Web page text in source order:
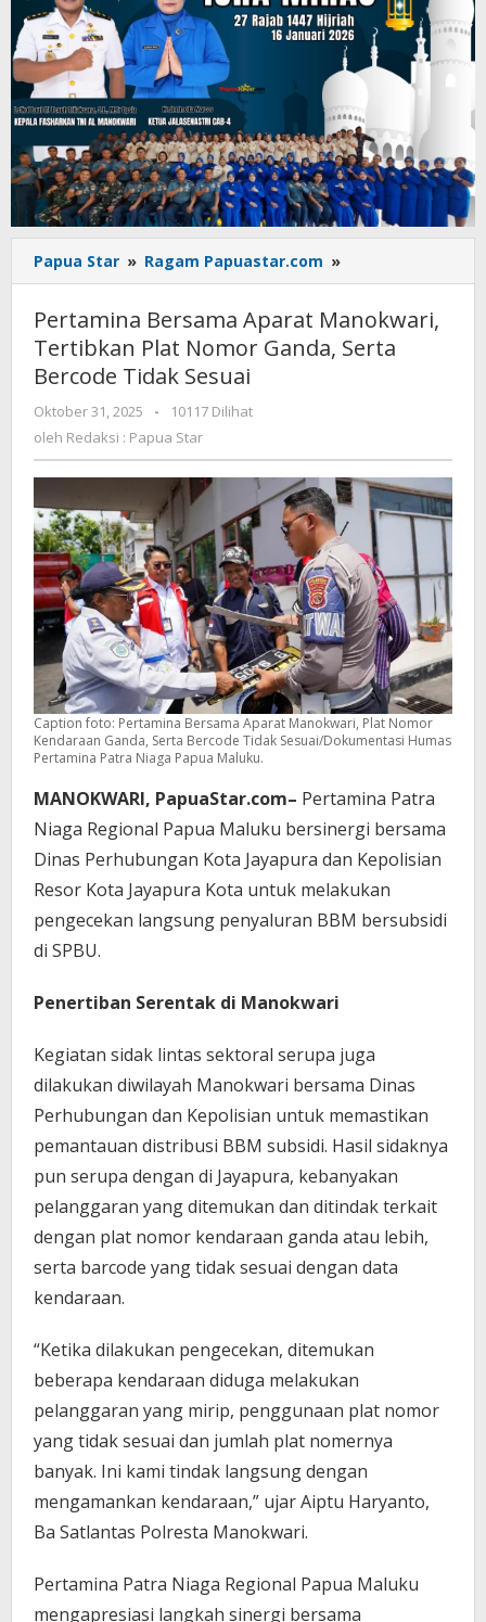
Papua Star » Ragam Papuastar.com »
Bersama
Manokwari,
Tertibkan
Bercode
Tidak
Sesuai
Pertamina Bersama Aparat Manokwari,
Tertibkan Plat Nomor Ganda, Serta
Bercode Tidak Sesuai
Oktober 31, 2025
oleh
Redaksi
Star
-
10117 Dilihat
oleh Redaksi : Papua Star
Caption foto: Pertamina Bersama Aparat Manokwari, Plat Nomor
Kendaraan Ganda, Serta Bercode Tidak Sesuai/Dokumentasi Humas
Pertamina Patra Niaga Papua Maluku.
MANOKWARI, PapuaStar.com– Pertamina Patra
Niaga Regional Papua Maluku bersinergi bersama
Dinas Perhubungan Kota Jayapura dan Kepolisian
Resor Kota Jayapura Kota untuk melakukan
pengecekan langsung penyaluran BBM bersubsidi
di SPBU.
Penertiban Serentak di Manokwari
Kegiatan sidak lintas sektoral serupa juga
dilakukan diwilayah Manokwari bersama Dinas
Perhubungan dan Kepolisian untuk memastikan
pemantauan distribusi BBM subsidi. Hasil sidaknya
pun serupa dengan di Jayapura, kebanyakan
pelanggaran yang ditemukan dan ditindak terkait
dengan plat nomor kendaraan ganda atau lebih,
serta barcode yang tidak sesuai dengan data
kendaraan.
“Ketika dilakukan pengecekan, ditemukan
beberapa kendaraan diduga melakukan
pelanggaran yang mirip, penggunaan plat nomor
yang tidak sesuai dan jumlah plat nomernya
banyak. Ini kami tindak langsung dengan
mengamankan kendaraan,” ujar Aiptu Haryanto,
Ba Satlantas Polresta Manokwari.
Pertamina Patra Niaga Regional Papua Maluku
mengapresiasi langkah sinergi bersama